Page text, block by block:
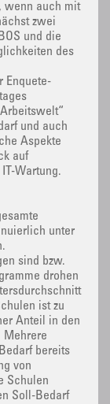
wenn auch mit
zwei
und die
des
Enquete-
und auch
Aspekte
auf
Wartung.
unter
sind bzw.
drohen
ist zu
Anteil in den
Mehrere
bereits
von
Schulen
Soll-Bedarf